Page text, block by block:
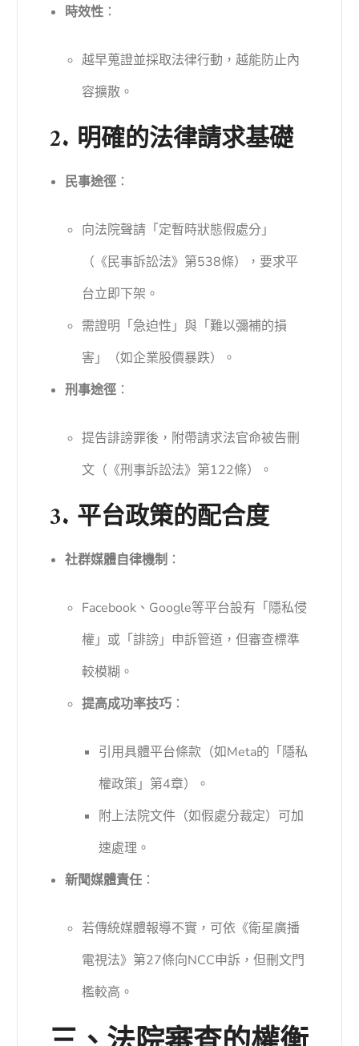
時效性 ：
越早蒐證並採取法律行動，越能防止內
容擴散。
2. 明確的法律請求基礎
民事途徑 ：
向法院聲請「定暫時狀態假處分」
（《民事訴訟法》第538條），要求平
台立即下架。
需證明「急迫性」與「難以彌補的損
害」（如企業股價暴跌）。
刑事途徑 ：
提告誹謗罪後，附帶請求法官命被告刪
文（《刑事訴訟法》第122條）。
3. 平台政策的配合度
社群媒體自律機制 ：
Facebook、Google等平台設有「隱私侵
權」或「誹謗」申訴管道，但審查標準
較模糊。
提高成功率技巧 ：
引用具體平台條款（如Meta的「隱私
權政策」第4章）。
附上法院文件（如假處分裁定）可加
速處理。
新聞媒體責任 ：
若傳統媒體報導不實，可依《衛星廣播
電視法》第27條向NCC申訴，但刪文門
檻較高。